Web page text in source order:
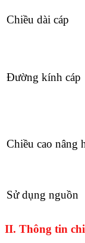
Chiều dài cáp
Đường kính cáp
Chiều cao nâng
Sử dụng nguồn
II. Thông tin